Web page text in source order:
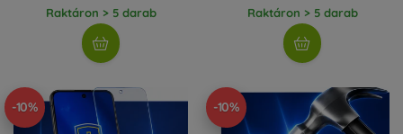
Raktáron > 5 darab Raktáron > 5 darab
-10% -10%